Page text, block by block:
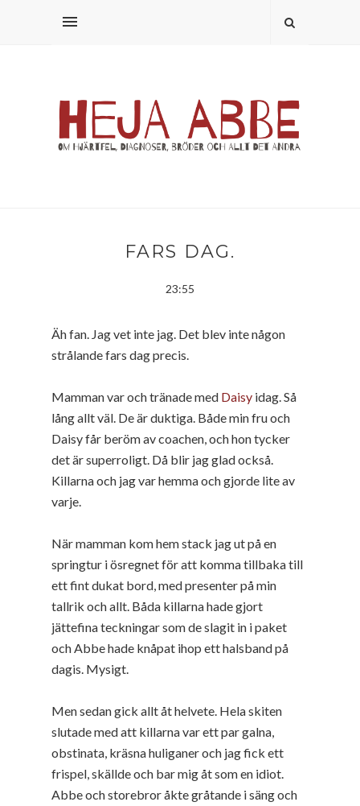
FARS DAG.
23:55
Äh fan. Jag vet inte jag. Det blev inte någon
strålande fars dag precis.
Mamman var och tränade med Daisy idag. Så
lång allt väl. De är duktiga. Både min fru och
Daisy får beröm av coachen, och hon tycker
det är superroligt. Då blir jag glad också.
Killarna och jag var hemma och gjorde lite av
varje.
När mamman kom hem stack jag ut på en
springtur i ösregnet för att komma tillbaka till
ett fint dukat bord, med presenter på min
tallrik och allt. Båda killarna hade gjort
jättefina teckningar som de slagit in i paket
och Abbe hade knåpat ihop ett halsband på
dagis. Mysigt.
Men sedan gick allt åt helvete. Hela skiten
slutade med att killarna var ett par galna,
obstinata, kräsna huliganer och jag fick ett
frispel, skällde och bar mig åt som en idiot.
Abbe och storebror åkte gråtande i säng och